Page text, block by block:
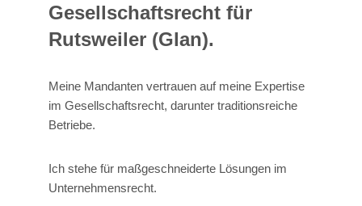
Gesellschaftsrecht für
Rutsweiler (Glan).
Meine Mandanten vertrauen auf meine Expertise
im Gesellschaftsrecht, darunter traditionsreiche
Betriebe.
Ich stehe für maßgeschneiderte Lösungen im
Unternehmensrecht.